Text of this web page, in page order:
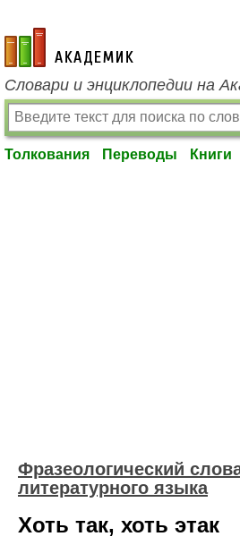
academic.ru
Словари и энциклопедии на
Толкования Переводы Книги
Фразеологический
литературного языка
Хоть так, хоть этак